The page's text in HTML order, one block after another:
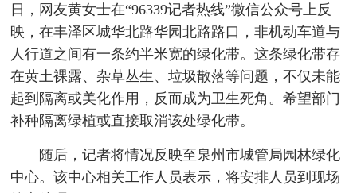
日，网友黄女士在“96339记者热线”微信公众号上反
映，在丰泽区城华北路华园北路路口，非机动车道与
人行道之间有一条约半米宽的绿化带。这条绿化带存
在黄土裸露、杂草丛生、垃圾散落等问题，不仅未能
起到隔离或美化作用，反而成为卫生死角。希望部门
补种隔离绿植或直接取消该处绿化带。
随后，记者将情况反映至泉州市城管局园林绿化
中心。该中心相关工作人员表示，将安排人员到现场